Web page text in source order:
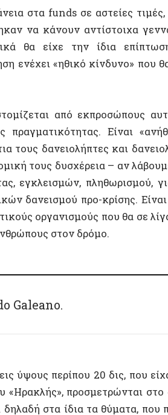
Είναι «ανήθικό» να
δανειολήπτες και δανειολήπτριες
δυσχέρεια – αν λάβουμε υπόψη
πληθωρισμού, για να μη
προ-κρίσης. Είναι «ηθικό»
στον δρόμο.
περίπου 20 δις, που είχαν δοθεί
το ίδιο το φαντασιακό της
που θα υπερασπιστεί την
ατομική/οικογενειακή